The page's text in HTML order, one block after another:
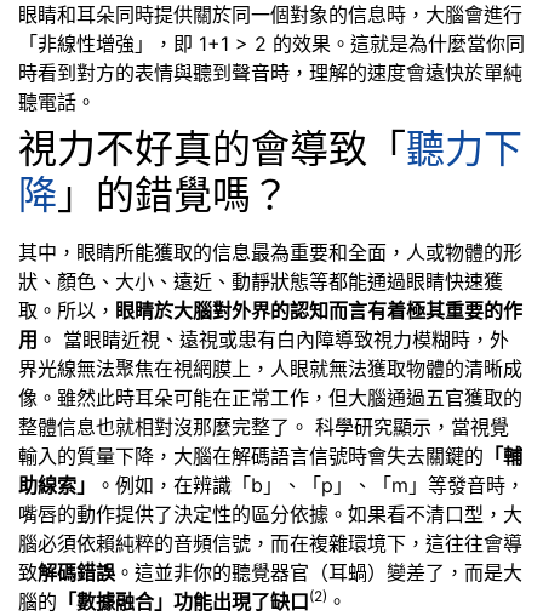
眼睛和耳朵同時提供關於同一個對象的信息時，大腦會進行
「非線性增強」，即 1+1 > 2 的效果。這就是為什麼當你同
時看到對方的表情與聽到聲音時，理解的速度會遠快於單純
聽電話。
視力不好真的會導致「 聽力下
降 」的錯覺嗎？
其中，眼睛所能獲取的信息最為重要和全面，人或物體的形
狀、顏色、大小、遠近、動靜狀態等都能通過眼睛快速獲
取。所以， 眼睛於大腦對外界的認知而言有着極其重要的作
用 。 當眼睛近視、遠視或患有白內障導致視力模糊時，外
界光線無法聚焦在視網膜上，人眼就無法獲取物體的清晰成
像。雖然此時耳朵可能在正常工作，但大腦通過五官獲取的
整體信息也就相對沒那麼完整了。 科學研究顯示，當視覺
輸入的質量下降，大腦在解碼語言信號時會失去關鍵的 「輔
助線索」
。例如，在辨識「b」、「p」、「m」等發音時，
嘴唇的動作提供了決定性的區分依據。如果看不清口型，大
腦必須依賴純粹的音頻信號，而在複雜環境下，這往往會導
致解碼錯誤 。這並非你的聽覺器官（耳蝸）變差了，而是大
腦的 「數據融合」功能出現了缺口(2) 。